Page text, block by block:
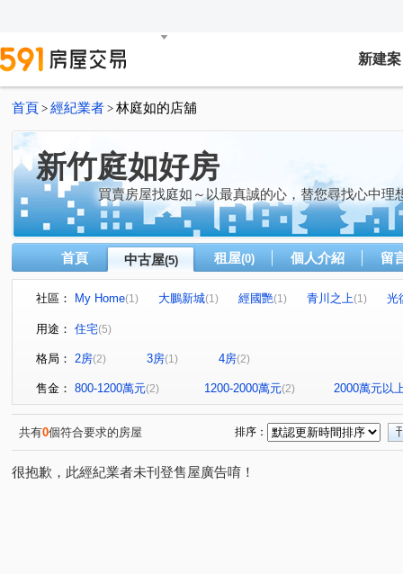
新建案
首頁 > 經紀業者 > 林庭如的店舖
新竹庭如好房
買賣房屋找庭如～以最真誠的心，替您尋找心中理
首頁 中古屋(5) 租屋(0) 個人介紹 留
社區： My Home(1) 大鵬新城(1) 經國艷(1) 青川之上(1)
光
金陵路二段
用途： 住宅(5)
格局： 2房(2) 3房(1) 4房(2)
售金： 800-1200萬元(2) 1200-2000萬元(2) 2000萬元以
共有0個符合要求的房屋 排序：
很抱歉，此經紀業者未刊登售屋廣告唷！